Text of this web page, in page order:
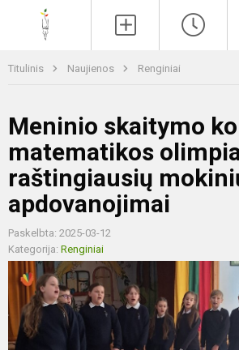
Titulinis Naujienos Renginiai
Meninio skaitymo
matematikos
raštingiausių
apdovanojimai
Paskelbta: 2025-03-12
Kategorija: Renginiai